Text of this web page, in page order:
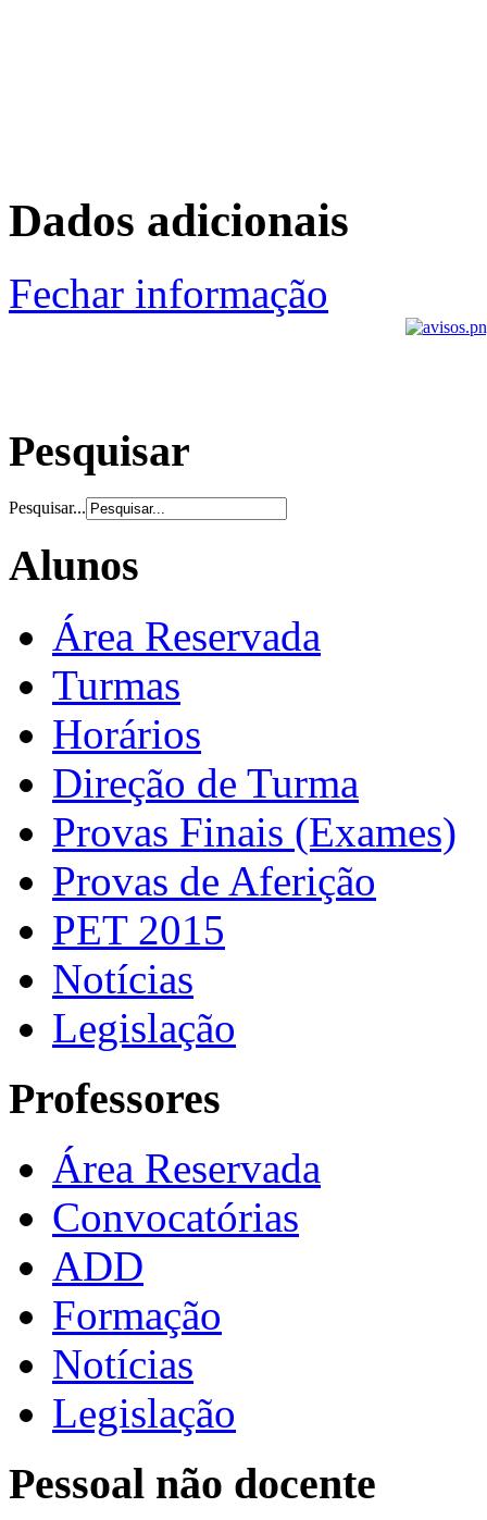
Dados adicionais
Fechar informação
Pesquisar
Pesquisar...
Alunos
Área Reservada
Turmas
Horários
Direção de Turma
Provas Finais (Exames)
Provas de Aferição
PET 2015
Notícias
Legislação
Professores
Área Reservada
Convocatórias
ADD
Formação
Notícias
Legislação
Pessoal não docente